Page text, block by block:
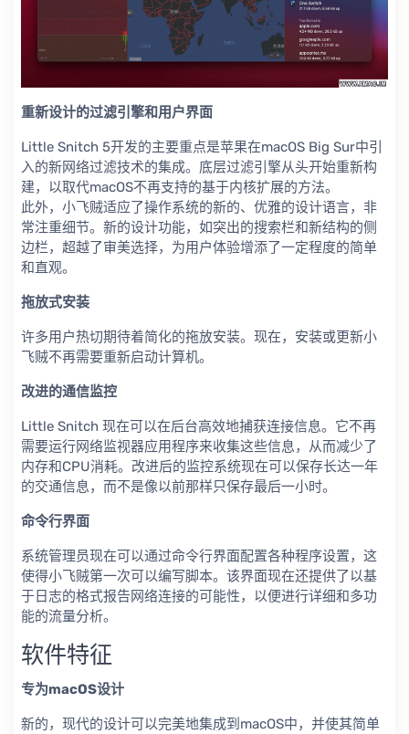
重新设计的过滤引擎和用户界面
Little Snitch 5开发的主要重点是苹果在macOS Big Sur中引
入的新网络过滤技术的集成。底层过滤引擎从头开始重新构
建，以取代macOS不再支持的基于内核扩展的方法。
此外，小飞贼适应了操作系统的新的、优雅的设计语言，非
常注重细节。新的设计功能，如突出的搜索栏和新结构的侧
边栏，超越了审美选择，为用户体验增添了一定程度的简单
和直观。
拖放式安装
许多用户热切期待着简化的拖放安装。现在，安装或更新小
飞贼不再需要重新启动计算机。
改进的通信监控
Little Snitch 现在可以在后台高效地捕获连接信息。它不再
需要运行网络监视器应用程序来收集这些信息，从而减少了
内存和CPU消耗。改进后的监控系统现在可以保存长达一年
的交通信息，而不是像以前那样只保存最后一小时。
命令行界面
系统管理员现在可以通过命令行界面配置各种程序设置，这
使得小飞贼第一次可以编写脚本。该界面现在还提供了以基
于日志的格式报告网络连接的可能性，以便进行详细和多功
能的流量分析。
软件特征
专为macOS设计
新的，现代的设计可以完美地集成到macOS中，并使其简单